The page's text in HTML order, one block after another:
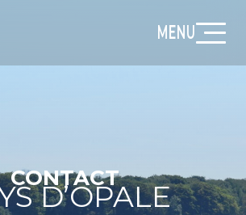
MENU
CONTACT
D’OPALE